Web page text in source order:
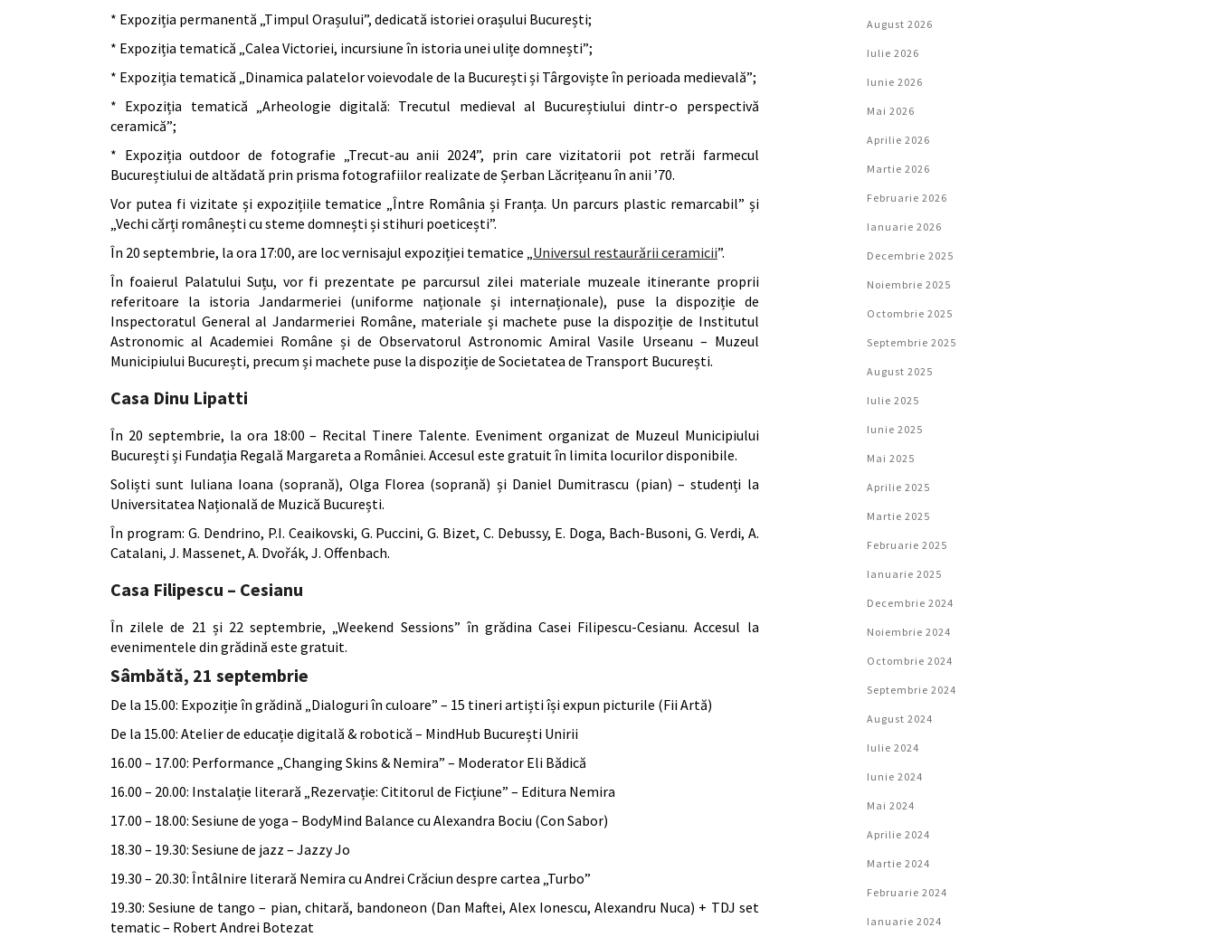
* Expoziția permanentă „Timpul Orașului”, dedicată istoriei orașului București;
* Expoziția tematică „Calea Victoriei, incursiune în istoria unei ulițe domnești”;
* Expoziția tematică „Dinamica palatelor voievodale de la București și Târgoviște în perioada medievală”;
* Expoziția tematică „Arheologie digitală: Trecutul medieval al Bucureștiului dintr-o perspectivă
ceramică”;
* Expoziția outdoor de fotografie „Trecut-au anii 2024”, prin care vizitatorii pot retrăi farmecul
Bucureștiului de altădată prin prisma fotografiilor realizate de Șerban Lăcrițeanu în anii ’70.
Vor putea fi vizitate și expozițiile tematice „Între România și Franța. Un parcurs plastic remarcabil” și
„Vechi cărți românești cu steme domnești și stihuri poeticești”.
În 20 septembrie, la ora 17:00, are loc vernisajul expoziției tematice „ Universul restaurării ceramicii”.
În foaierul Palatului Suțu, vor fi prezentate pe parcursul zilei materiale muzeale itinerante proprii
referitoare la istoria Jandarmeriei (uniforme naționale și internaționale), puse la dispoziție de
Inspectoratul General al Jandarmeriei Române, materiale și machete puse la dispoziție de Institutul
Astronomic al Academiei Române și de Observatorul Astronomic Amiral Vasile Urseanu – Muzeul
Municipiului București, precum și machete puse la dispoziție de Societatea de Transport București.
Casa Dinu Lipatti
În 20 septembrie, la ora 18:00 – Recital Tinere Talente. Eveniment organizat de Muzeul Municipiului
București și Fundația Regală Margareta a României. Accesul este gratuit în limita locurilor disponibile.
Soliști sunt Iuliana Ioana (soprană), Olga Florea (soprană) și Daniel Dumitrascu (pian) – studenți la
Universitatea Națională de Muzică București.
În program: G. Dendrino, P.I. Ceaikovski, G. Puccini, G. Bizet, C. Debussy, E. Doga, Bach-Busoni, G. Verdi, A.
Catalani, J. Massenet, A. Dvořák, J. Offenbach.
Casa Filipescu – Cesianu
În zilele de 21 și 22 septembrie, „Weekend Sessions” în grădina Casei Filipescu-Cesianu. Accesul la
evenimentele din grădină este gratuit.
Sâmbătă, 21 septembrie
De la 15.00: Expoziție în grădină „Dialoguri în culoare” – 15 tineri artiști își expun picturile (Fii Artă)
De la 15.00: Atelier de educație digitală & robotică – MindHub București Unirii
16.00 – 17.00: Performance „Changing Skins & Nemira” – Moderator Eli Bădică
16.00 – 20.00: Instalație literară „Rezervație: Cititorul de Ficțiune” – Editura Nemira
17.00 – 18.00: Sesiune de yoga – BodyMind Balance cu Alexandra Bociu (Con Sabor)
18.30 – 19.30: Sesiune de jazz – Jazzy Jo
19.30 – 20.30: Întâlnire literară Nemira cu Andrei Crăciun despre cartea „Turbo”
19.30: Sesiune de tango – pian, chitară, bandoneon (Dan Maftei, Alex Ionescu, Alexandru Nuca) + TDJ set
tematic – Robert Andrei Botezat
August 2026
Iulie 2026
Iunie 2026
Mai 2026
Aprilie 2026
Martie 2026
Februarie 2026
Ianuarie 2026
Decembrie 2025
Noiembrie 2025
Octombrie 2025
Septembrie 2025
August 2025
Iulie 2025
Iunie 2025
Mai 2025
Aprilie 2025
Martie 2025
Februarie 2025
Ianuarie 2025
Decembrie 2024
Noiembrie 2024
Octombrie 2024
Septembrie 2024
August 2024
Iulie 2024
Iunie 2024
Mai 2024
Aprilie 2024
Martie 2024
Februarie 2024
Ianuarie 2024